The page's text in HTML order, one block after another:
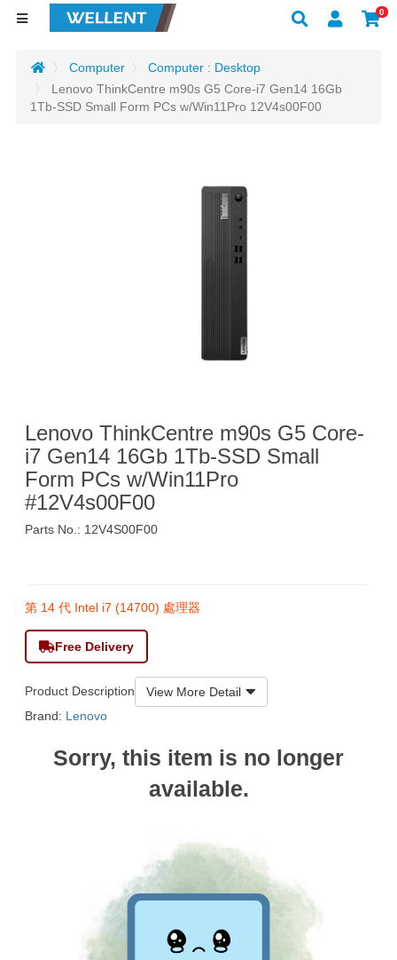
0
Computer
Computer : Desktop
Lenovo ThinkCentre m90s G5 Core-i7 Gen14 16Gb
1Tb-SSD Small Form PCs w/Win11Pro 12V4s00F00
Lenovo ThinkCentre m90s G5 Core-
i7 Gen14 16Gb 1Tb-SSD Small
Form PCs w/Win11Pro
#12V4s00F00
Parts No.: 12V4S00F00
第 14 代 Intel i7 (14700) 處理器
Free Delivery
Product Description
View More Detail
Brand: Lenovo
Sorry, this item is no longer
available.